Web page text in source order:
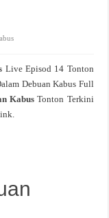
Live Episod 14 Tonton
Debuan Kabus Full
KabusTonton Terkini